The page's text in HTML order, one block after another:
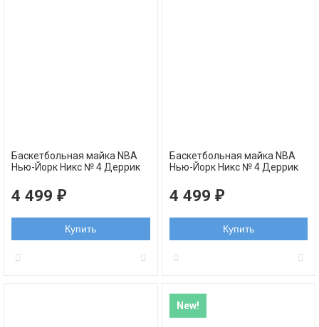
Баскетбольная майка NBA
Нью-Йорк Никс № 4 Деррик
4 499 ₽
Купить
Баскетбольная майка NBA
Нью-Йорк Никс № 4 Деррик
4 499 ₽
Купить
New!